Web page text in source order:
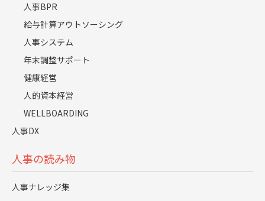
人事BPR
給与計算アウトソーシング
人事システム
年末調整サポート
健康経営
人的資本経営
WELLBOARDING
人事DX
人事の読み物
人事ナレッジ集
【徹底解説】 健康経営優良法人2026認定制度の申
請ガイドとスケジュール解説！